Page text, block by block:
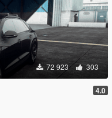
72 923 303
4.0